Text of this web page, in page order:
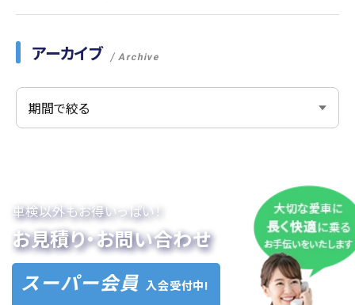
アーカイブ Archive
車検以外もお得いっぱい！
お見積り・お問い合わせ
スーパー会員 入会受付中!